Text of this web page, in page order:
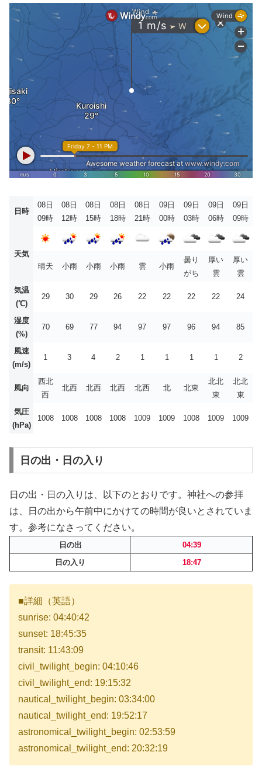
日時
08日
09時
08日
12時
08日
15時
08日
18時
08日
21時
09日
00時
09日
03時
09日
06時
09日
09時
天気
晴天
小雨 小雨 小雨 雲 小雨
曇り
がち
厚い
雲
厚い
雲
気温
(℃)
29 30 29 26 22 22 22 22 24
湿度
(%)
70 69 77 94 97 97 96 94 85
風速
(m/s)
1 3 4 2 1 1 1 1 2
風向
西北
西
北西 北西 北西 北西 北 北東
北北
東
北北
東
気圧
(hPa)
1008 1008 1008 1008 1009 1009 1008 1009 1009
日の出・日の入り
日の出・日の入りは、以下のとおりです。神社への参拝
は、日の出から午前中にかけての時間が良いとされていま
す。参考になさってください。
日の出
04:39
日の入り
18:47
■詳細（英語）
sunrise: 04:40:42
sunset: 18:45:35
transit: 11:43:09
civil_twilight_begin: 04:10:46
civil_twilight_end: 19:15:32
nautical_twilight_begin: 03:34:00
nautical_twilight_end: 19:52:17
astronomical_twilight_begin: 02:53:59
astronomical_twilight_end: 20:32:19